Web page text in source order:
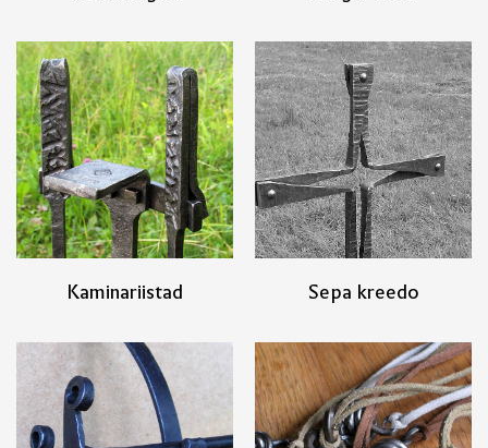
Kaminariistad Sepa kreedo